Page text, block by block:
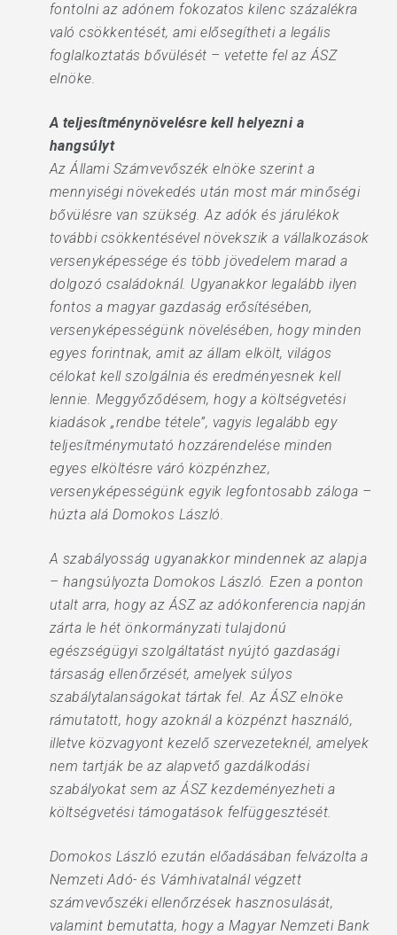
fontolni az adónem fokozatos kilenc százalékra
való csökkentését, ami elősegítheti a legális
foglalkoztatás bővülését – vetette fel az ÁSZ
elnöke.
A teljesítménynövelésre kell helyezni a
hangsúlyt
Az Állami Számvevőszék elnöke szerint a
mennyiségi növekedés után most már minőségi
bővülésre van szükség. Az adók és járulékok
további csökkentésével növekszik a vállalkozások
versenyképessége és több jövedelem marad a
dolgozó családoknál. Ugyanakkor legalább ilyen
fontos a magyar gazdaság erősítésében,
versenyképességünk növelésében, hogy minden
egyes forintnak, amit az állam elkölt, világos
célokat kell szolgálnia és eredményesnek kell
lennie. Meggyőződésem, hogy a költségvetési
kiadások „rendbe tétele”, vagyis legalább egy
teljesítménymutató hozzárendelése minden
egyes elköltésre váró közpénzhez,
versenyképességünk egyik legfontosabb záloga –
húzta alá Domokos László.
A szabályosság ugyanakkor mindennek az alapja
– hangsúlyozta Domokos László. Ezen a ponton
utalt arra, hogy az ÁSZ az adókonferencia napján
zárta le hét önkormányzati tulajdonú
egészségügyi szolgáltatást nyújtó gazdasági
társaság ellenőrzését, amelyek súlyos
szabálytalanságokat tártak fel. Az ÁSZ elnöke
rámutatott, hogy azoknál a közpénzt használó,
illetve közvagyont kezelő szervezeteknél, amelyek
nem tartják be az alapvető gazdálkodási
szabályokat sem az ÁSZ kezdeményezheti a
költségvetési támogatások felfüggesztését.
Domokos László ezután előadásában felvázolta a
Nemzeti Adó- és Vámhivatalnál végzett
számvevőszéki ellenőrzések hasznosulását,
valamint bemutatta, hogy a Magyar Nemzeti Bank